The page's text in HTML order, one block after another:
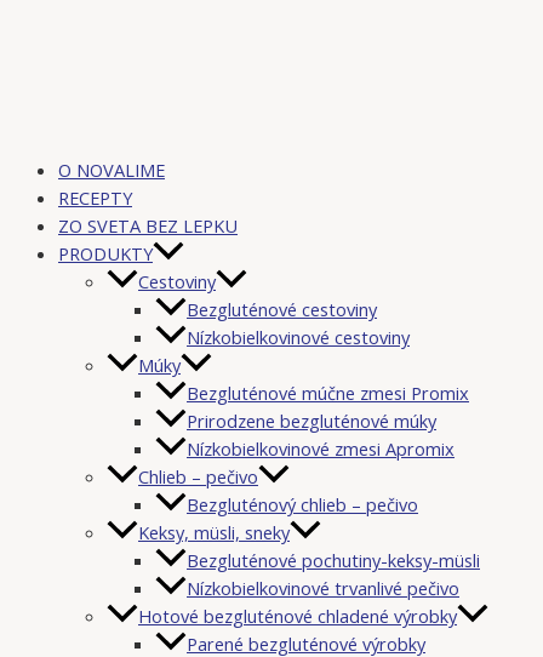
O NOVALIME
RECEPTY
ZO SVETA BEZ LEPKU
PRODUKTY
Cestoviny
Bezgluténové cestoviny
Nízkobielkovinové cestoviny
Múky
Bezgluténové múčne zmesi Promix
Prirodzene bezgluténové múky
Nízkobielkovinové zmesi Apromix
Chlieb – pečivo
Bezgluténový chlieb – pečivo
Keksy, müsli, sneky
Bezgluténové pochutiny-keksy-müsli
Nízkobielkovinové trvanlivé pečivo
Hotové bezgluténové chladené výrobky
Parené bezgluténové výrobky